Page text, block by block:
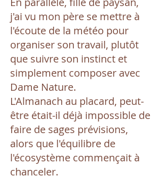
j'ai vu mon père se mettre à
l'écoute de la météo pour
organiser son travail, plutôt
que suivre son instinct et
simplement composer avec
Dame Nature.
L'Almanach au placard, peut-
être était-il déjà impossible de
faire de sages prévisions,
alors que l'équilibre de
l'écosystème commençait à
chanceler.